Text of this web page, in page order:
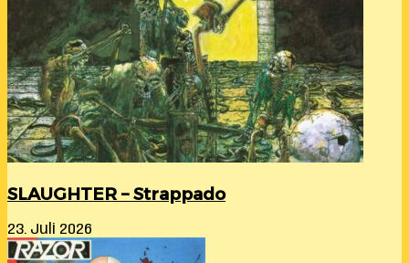
SLAUGHTER – Strappado
23. Juli 2026